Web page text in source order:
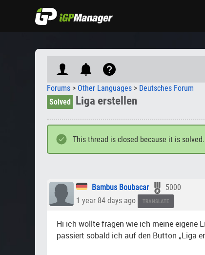
Forums > Other Languages > Deutsches Forum
Solved
Liga erstellen
This thread is closed because it is solved.
Bambus Boubacar
5000
1 year 84 days ago
TRANSLATE
Hi ich wollte fragen wie ich meine eigene
passiert sobald ich auf den Button „Liga